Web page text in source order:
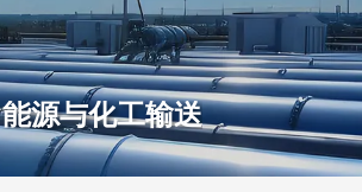
能源与化工输送